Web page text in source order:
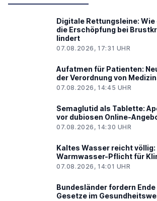
Digitale Rettungsleine: Wie
die Erschöpfung bei
lindert
07.08.2026, 17:31 UHR
Aufatmen für Patienten:
der Verordnung von
07.08.2026, 14:45 UHR
Semaglutid als Tablette:
vor dubiosen Online-
07.08.2026, 14:30 UHR
Kaltes Wasser reicht völlig:
Warmwasser-Pflicht für
07.08.2026, 14:01 UHR
Bundesländer fordern
Gesetze im